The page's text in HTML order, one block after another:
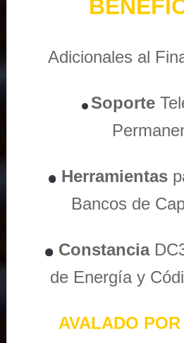
Adicionales al
Soporte
Herramientas
Bancos de
Constancia
de Energía y
AVALADO